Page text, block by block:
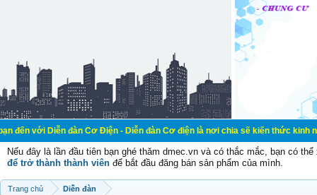
đàn Cơ Điện - Diễn đàn Cơ điện là nơi chia sẽ kiến thức kinh nghiệm
Nếu đây là lần đầu tiên bạn ghé thăm dmec.vn và có thắc mắc, bạn có
để trở thành thành viên để bắt đầu đăng bán sản phẩm của mình.
Trang chủ Diễn đàn